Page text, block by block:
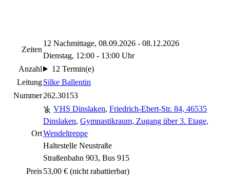
Zeiten
12 Nachmittage, 08.09.2026 - 08.12.2026
Dienstag, 12:00 - 13:00 Uhr
Anzahl
12 Termin(e)
LeitungSilke Ballentin
Nummer262.30153
Ort
VHS Dinslaken, Friedrich-Ebert-Str. 84, 46535
Dinslaken, Gymnastikraum, Zugang über 3. Etage,
Wendeltreppe
Haltestelle Neustraße
Straßenbahn 903, Bus 915
Preis53,00 € (nicht rabattierbar)